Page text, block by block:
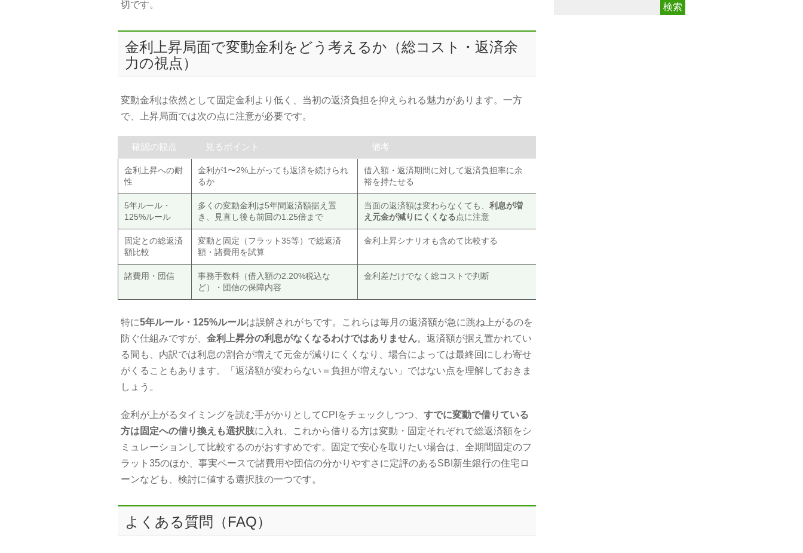
切です。
金利上昇局面で変動金利をどう考えるか（総コスト・返済余
力の視点）
変動金利は依然として固定金利より低く、当初の返済負担を抑えられる魅力があります。一方
で、上昇局面では次の点に注意が必要です。
確認の観点 見るポイント 備考
金利上昇への耐
性
金利が1〜2%上がっても返済を続けられ
るか
借入額・返済期間に対して返済負担率に余
裕を持たせる
5年ルール・
125%ルール
多くの変動金利は5年間返済額据え置
き、見直し後も前回の1.25倍まで
当面の返済額は変わらなくても、 利息が増
え元金が減りにくくなる 点に注意
固定との総返済
額比較
変動と固定（フラット35等）で総返済
額・諸費用を試算
金利上昇シナリオも含めて比較する
諸費用・団信
事務手数料（借入額の2.20%税込な
ど）・団信の保障内容
金利差だけでなく総コストで判断
特に5年ルール・125%ルールは誤解されがちです。これらは毎月の返済額が急に跳ね上がるのを
防ぐ仕組みですが、 金利上昇分の利息がなくなるわけではありません。返済額が据え置かれてい
る間も、内訳では利息の割合が増えて元金が減りにくくなり、場合によっては最終回にしわ寄せ
がくることもあります。「返済額が変わらない＝負担が増えない」ではない点を理解しておきま
しょう。
金利が上がるタイミングを読む手がかりとしてCPIをチェックしつつ、 すでに変動で借りている
方は固定への借り換えも選択肢に入れ、これから借りる方は変動・固定それぞれで総返済額をシ
ミュレーションして比較するのがおすすめです。固定で安心を取りたい場合は、全期間固定のフ
ラット35のほか、事実ベースで諸費用や団信の分かりやすさに定評のあるSBI新生銀行の住宅ロ
ーンなども、検討に値する選択肢の一つです。
よくある質問（FAQ）